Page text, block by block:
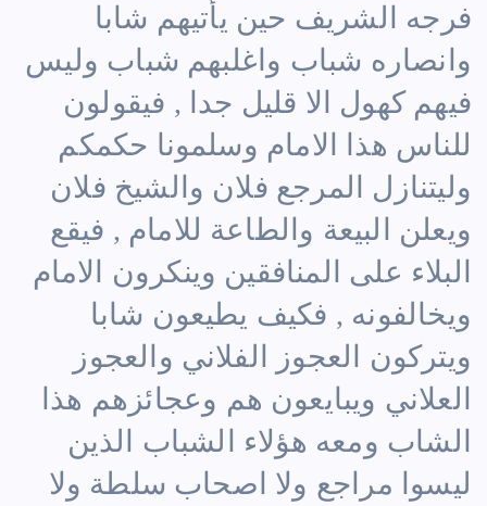
فرجه الشريف حين يأتيهم شابا
وانصاره شباب واغلبهم شباب وليس
فيهم كهول الا قليل جدا , فيقولون
للناس هذا الامام وسلمونا حكمكم
وليتنازل المرجع فلان والشيخ فلان
ويعلن البيعة والطاعة للامام , فيقع
البلاء على المنافقين وينكرون الامام
ويخالفونه , فكيف يطيعون شابا
ويتركون العجوز الفلاني والعجوز
العلاني ويبايعون هم وعجائزهم هذا
الشاب ومعه هؤلاء الشباب الذين
ليسوا مراجع ولا اصحاب سلطة ولا